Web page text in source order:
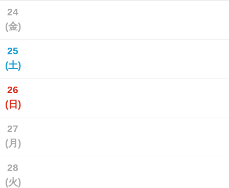
24
(金)
25
(土)
26
(日)
27
(月)
28
(火)